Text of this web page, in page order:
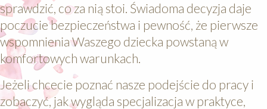
sprawdzić, co za nią stoi. Świadoma decyzja daje
poczucie bezpieczeństwa i pewność, że pierwsze
wspomnienia Waszego dziecka powstaną w
komfortowych warunkach.
Jeżeli chcecie poznać nasze podejście do pracy i
zobaczyć, jak wygląda specjalizacja w praktyce,